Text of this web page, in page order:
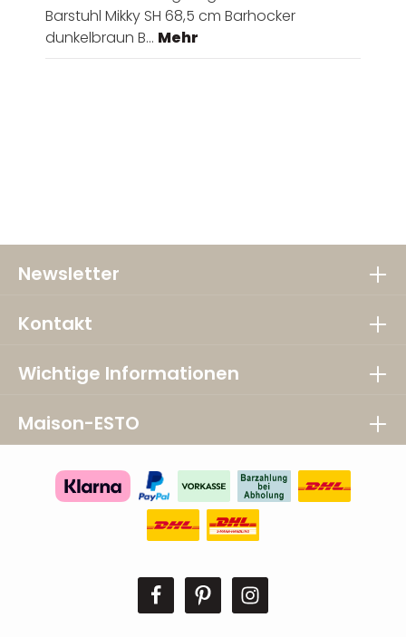
Barstuhl Mikky SH 68,5 cm Barhocker
dunkelbraun B… Mehr
Newsletter
Kontakt
Wichtige Informationen
Maison-ESTO